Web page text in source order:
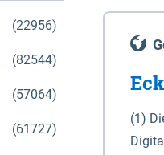
(22956)
(82544)
(57064)
(61727)
(1)